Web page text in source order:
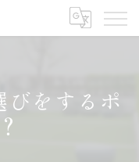
をするポ